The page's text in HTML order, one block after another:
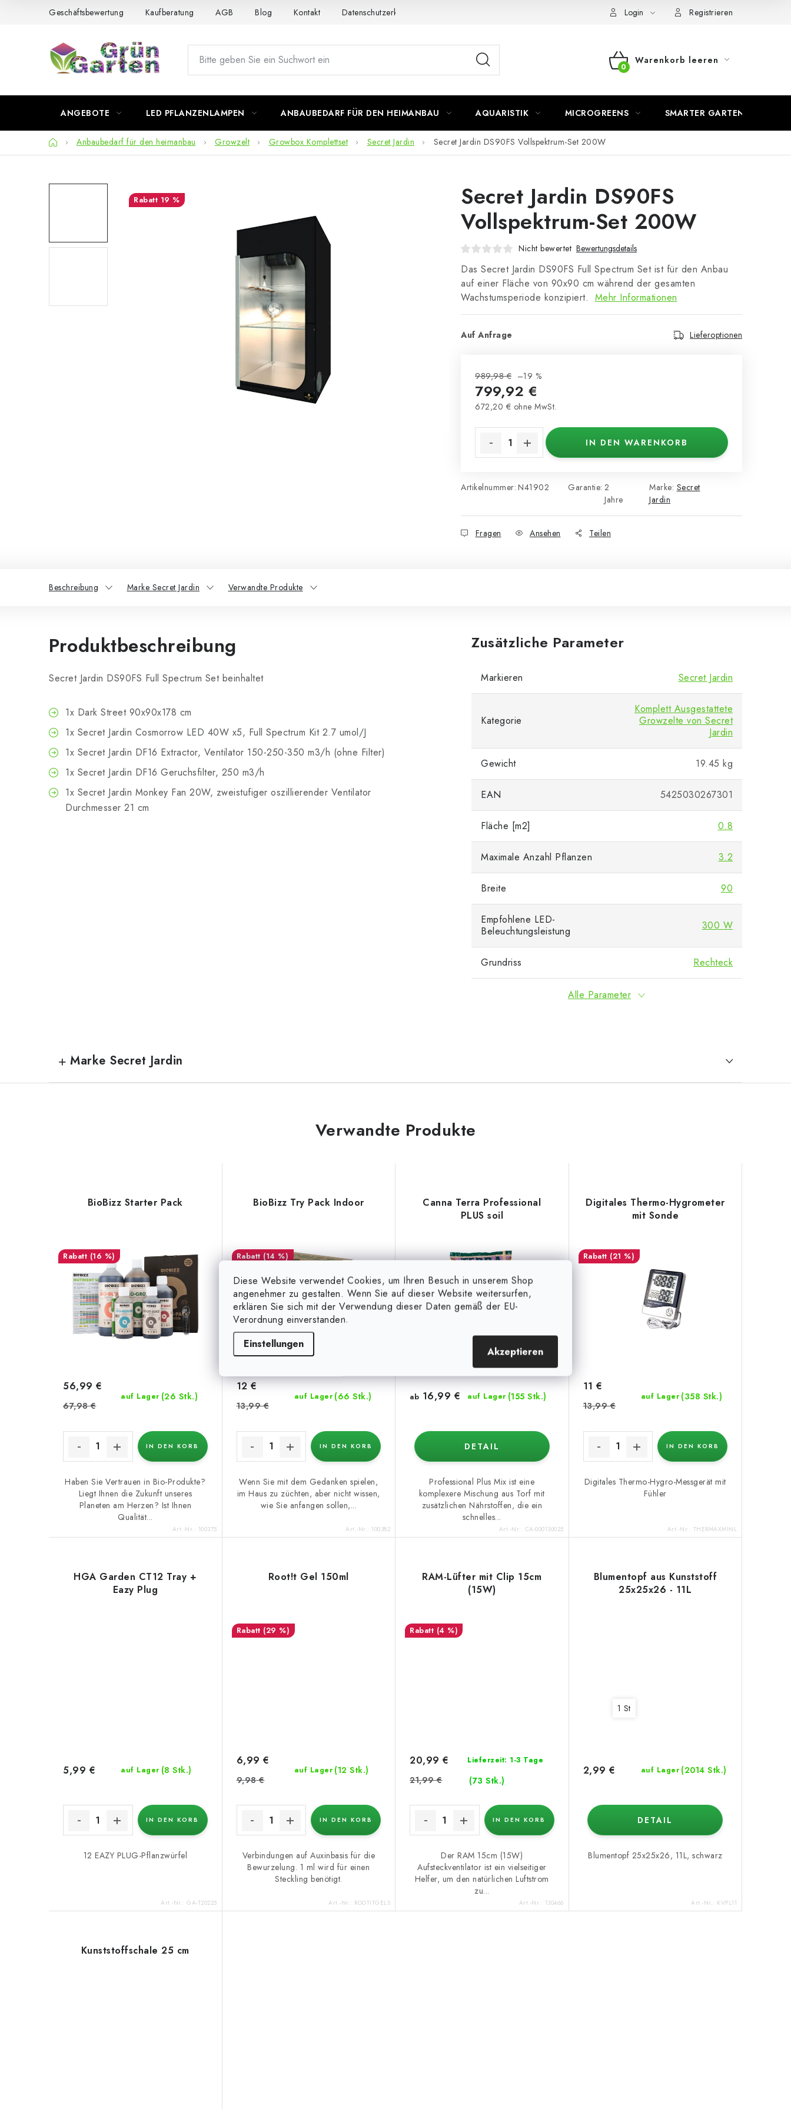
Diese Website verwendet Cookies, um Ihren Besuch in unserem Shop
angenehmer zu gestalten. Wenn Sie auf dieser Website weitersurfen,
erklären Sie sich mit der Verwendung dieser Daten gemäß der EU-
Verordnung einverstanden.
Einstellungen
Akzeptieren
Geschäftsbewertung Kaufberatung AGB Blog Kontakt Datenschutzerklärung Login Registrieren
WARENKORB
Warenkorb leeren
ANGEBOTE LED PFLANZENLAMPEN ANBAUBEDARF FÜR DEN HEIMANBAU AQUARISTIK MICROGREENS SMARTER GARTEN
StartseiteAnbaubedarf für den heimanbau Growzelt Growbox Komplettset Secret Jardin Secret Jardin DS90FS Vollspektrum-Set 200W
Secret Jardin DS90FS
Vollspektrum-Set 200W
Nicht bewertet Bewertungsdetails
Das Secret Jardin DS90FS Full Spectrum Set ist für den Anbau
auf einer Fläche von 90x90 cm während der gesamten
Wachstumsperiode konzipiert. Mehr Informationen
Auf Anfrage Lieferoptionen
989,98 € –19 %
799,92 €
672,20 € ohne MwSt.
IN DEN WARENKORB
Artikelnummer: N41902 Marke: Secret
Jardin
Garantie: 2
Jahre
Fragen Ansehen Teilen
19 %
Beschreibung Marke Secret Jardin Verwandte Produkte
Produktbeschreibung
Secret Jardin DS90FS Full Spectrum Set beinhaltet
1x Dark Street 90x90x178 cm
1x Secret Jardin Cosmorrow LED 40W x5, Full Spectrum Kit 2.7 umol/J
1x Secret Jardin DF16 Extractor, Ventilator 150-250-350 m3/h (ohne Filter)
1x Secret Jardin DF16 Geruchsfilter, 250 m3/h
1x Secret Jardin Monkey Fan 20W, zweistufiger oszillierender Ventilator
Durchmesser 21 cm
Zusätzliche Parameter
Markieren Secret Jardin
Kategorie
Komplett Ausgestattete
Growzelte von Secret
Jardin
Gewicht 19.45 kg
EAN 5425030267301
Fläche [m2] 0.8
Maximale Anzahl Pflanzen 3.2
Breite 90
Empfohlene LED-
Beleuchtungsleistung
300 W
Grundriss Rechteck
Alle Parameter
Marke Secret Jardin
Verwandte Produkte
BioBizz Starter Pack
(16 %)
auf Lager (26 Stk.)
56,99 €
67,98 €
IN DEN KORB
Haben Sie Vertrauen in Bio-Produkte?
Liegt Ihnen die Zukunft unseres
Planeten am Herzen? Ist Ihnen
Qualität...
Art.-Nr.: 100375
BioBizz Try Pack Indoor
(14 %)
auf Lager (66 Stk.)
12 €
13,99 €
IN DEN KORB
Wenn Sie mit dem Gedanken spielen,
im Haus zu züchten, aber nicht wissen,
wie Sie anfangen sollen,...
Art.-Nr.: 100382
Canna Terra Professional
PLUS soil
50 l
auf Lager (155 Stk.)
ab 16,99 €
DETAIL
Professional Plus Mix ist eine
komplexere Mischung aus Torf mit
zusätzlichen Nährstoffen, die ein
schnelles...
Art.-Nr.: CA-000130025
Digitales Thermo-Hygrometer
mit Sonde
(21 %)
auf Lager (358 Stk.)
11 €
13,99 €
IN DEN KORB
Digitales Thermo-Hygro-Messgerät mit
Fühler
Art.-Nr.: THERMAXMINL
HGA Garden CT12 Tray +
Eazy Plug
auf Lager (8 Stk.)
5,99 €
IN DEN KORB
12 EAZY PLUG-Pflanzwürfel
Art.-Nr.: GA-T20225
Root!t Gel 150ml
(29 %)
auf Lager (12 Stk.)
6,99 €
9,98 €
IN DEN KORB
Verbindungen auf Auxinbasis für die
Bewurzelung. 1 ml wird für einen
Steckling benötigt.
Art.-Nr.: ROOTITGELS
RAM-Lüfter mit Clip 15cm
(15W)
(4 %)
Lieferzeit: 1-3 Tage
(73 Stk.)
20,99 €
21,99 €
IN DEN KORB
Der RAM 15cm (15W)
Aufsteckventilator ist ein vielseitiger
Helfer, um den natürlichen Luftstrom
zu...
Art.-Nr.: 130466
Blumentopf aus Kunststoff
25x25x26 - 11L
1 St
auf Lager (2014 Stk.)
2,99 €
DETAIL
Blumentopf 25x25x26, 11L, schwarz
Art.-Nr.: KVPL11
Kunststoffschale 25 cm